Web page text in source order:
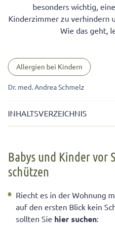
besonders wichtig,
Kinderzimmer zu verhindern
Wie das geht,
Allergien bei Kindern
Dr. med. Andrea Schmelz
INHALTSVERZEICHNIS
Babys und Kinder vor
schützen
Riecht es in der Wohnung
auf den ersten Blick kein
sollten Sie hier suchen: